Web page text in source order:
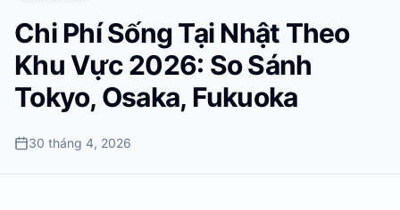
Chi Phí Sống Tại Nhật Theo
Khu Vực 2026: So Sánh
Tokyo, Osaka, Fukuoka
30 tháng 4, 2026